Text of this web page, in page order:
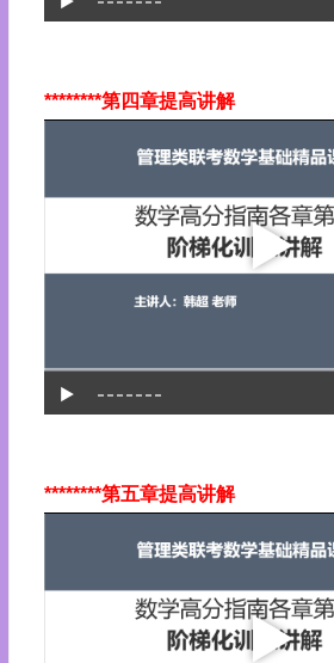
********第四章提高讲解
********第五章提高讲解